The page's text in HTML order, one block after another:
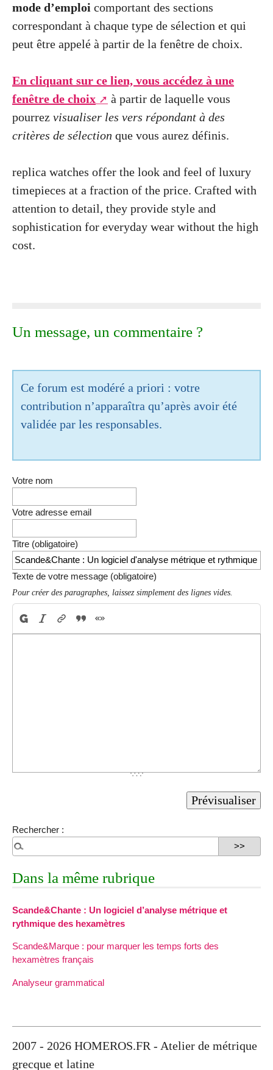
mode d’emploi comportant des sections
correspondant à chaque type de sélection et qui
peut être appelé à partir de la fenêtre de choix.
En cliquant sur ce lien, vous accédez à une
fenêtre de choix
à partir de laquelle vous
pourrez visualiser les vers répondant à des
critères de sélection que vous aurez définis.
replica watches offer the look and feel of luxury
timepieces at a fraction of the price. Crafted with
attention to detail, they provide style and
sophistication for everyday wear without the high
cost.
Un message, un commentaire ?
Ce forum est modéré a priori : votre
contribution n’apparaîtra qu’après avoir été
validée par les responsables.
Votre nom
Votre adresse email
Titre (obligatoire)
Texte de votre message (obligatoire)
Pour créer des paragraphes, laissez simplement des lignes vides.
Rechercher :
Dans la même rubrique
Scande&Chante : Un logiciel d’analyse métrique et
rythmique des hexamètres
Scande&Marque : pour marquer les temps forts des
hexamètres français
Analyseur grammatical
2007 - 2026 HOMEROS.FR - Atelier de métrique
grecque et latine